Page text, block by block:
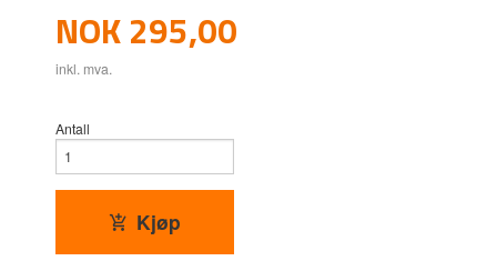
Pris
NOK295,00
inkl. mva.
Antall
Kjøp